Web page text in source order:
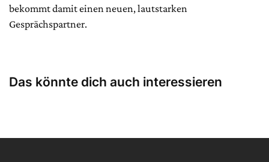
bekommt damit einen neuen, lautstarken
Gesprächspartner.
Das könnte dich auch interessieren